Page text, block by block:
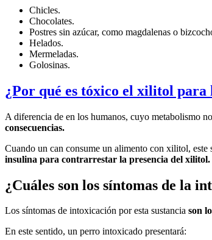
Chicles.
Chocolates.
Postres sin azúcar, como magdalenas o
Helados.
Mermeladas.
Golosinas.
¿Por qué es tóxico el xilitol para
A diferencia de en los humanos, cuyo metabolismo
consecuencias.
Cuando un can consume un alimento con xilitol, este
insulina para contrarrestar la presencia del xilitol.
¿Cuáles son los síntomas de la
Los síntomas de intoxicación por esta sustancia son
En este sentido, un perro intoxicado presentará: